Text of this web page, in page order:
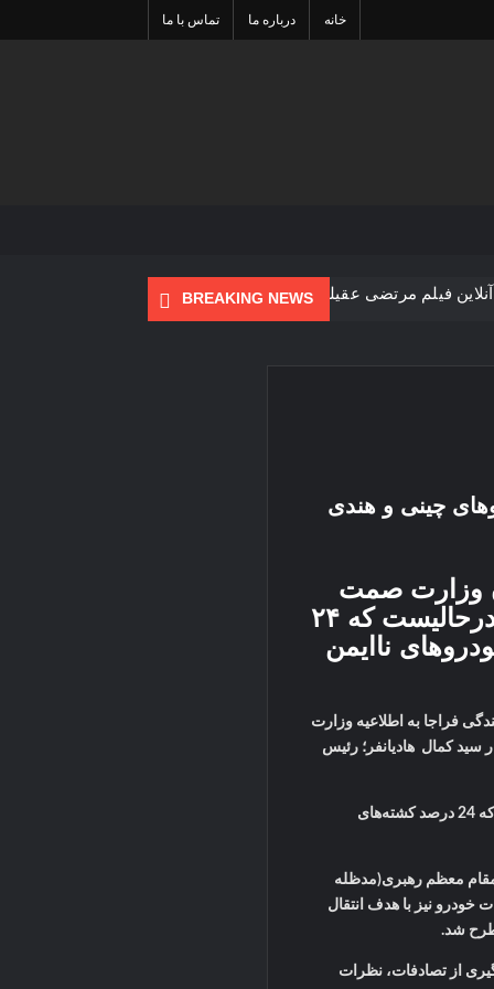
خانه درباره ما تماس با ما
BREAKING NEWSفیلم مرتضی عقیلی آغاز شد
چینی و هندی
وزارت صمت
مصاحبه‌های قبلی خود را مرور کنند و این درحالیست که ۲۴
ناایمن
فراجا به اطلاعیه وزارت
سید کمال هادیانفر؛ رئیس
آقایان وزارت صمت مصاحبه‌های قبلی خود را مرور کنند و این درحالیست که 24 درصد کشته‌های
مقام معظم رهبری(مدظله
خودرو نیز با هدف انتقال
شد.
از تصادفات، نظرات